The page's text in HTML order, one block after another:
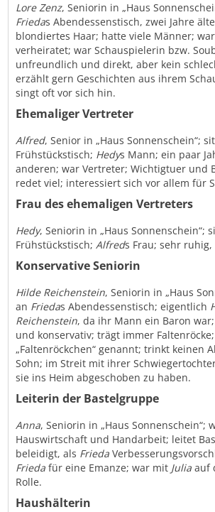
Lore Zenz, Seniorin in „Haus
Friedas Abendessenstisch, zwei Jahre
blondiertes Haar; hatte viele Männer;
verheiratet; war Schauspielerin bzw.
unfreundlich und direkt, aber kein
erzählt gern Geschichten aus ihrem
singt oft vor sich hin.
Ehemaliger Vertreter
Alfred, Senior in „Haus Sonnenschein“;
Frühstückstisch; Hedys Mann; ein paar
anderen; war Vertreter; Wichtigtuer und
redet viel; interessiert sich vor allem für
Frau des ehemaligen Vertreters
Hedy, Seniorin in „Haus Sonnenschein“;
Frühstückstisch;Alfreds Frau; sehr
Konservative Seniorin
Hilde Reichenstein, Seniorin in „Haus
an Friedas Abendessenstisch; eigentlich
Reichenstein, da ihr Mann ein Baron
und konservativ; trägt immer
„Faltenröckchen“ genannt; trinkt keinen
Sohn; im Streit mit ihrer
sie ins Heim abgeschoben zu haben.
Leiterin der Bastelgruppe
Anna, Seniorin in „Haus Sonnenschein“;
Hauswirtschaft und Handarbeit; leitet
beleidigt, als Frieda
Frieda für eine Emanze; war mit Julia auf
Rolle.
Haushälterin